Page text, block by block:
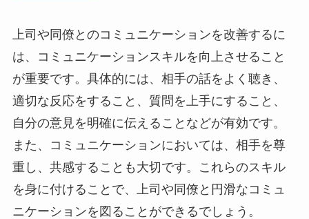
上司や同僚とのコミュニケーションを改善するに
は、コミュニケーションスキルを向上させること
が重要です。具体的には、相手の話をよく聴き、
適切な反応をすること、質問を上手にすること、
自分の意見を明確に伝えることなどが有効です。
また、コミュニケーションにおいては、相手を尊
重し、共感することも大切です。これらのスキル
を身に付けることで、上司や同僚と円滑なコミュ
ニケーションを図ることができるでしょう。